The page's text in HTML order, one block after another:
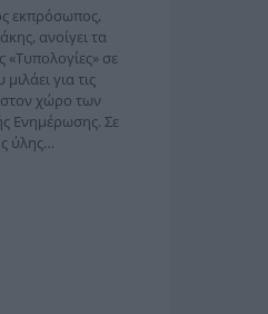
εκπρόσωπος,
ανοίγει τα
«Τυπολογίες» σε
για τις
στον χώρο των
Ενημέρωσης. Σε
ύλης